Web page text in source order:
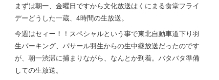
まずは朝一、金曜日ですから文化放送はくにまる食堂フライ
デーどうした一蔵、4時間の生放送。
今週はセィー！！スペシャルという事で東北自動車道下り羽
生パーキング、パサール羽生からの生中継放送だったのです
が、朝一渋滞に捕まりながら、なんとか到着。バタバタ準備
しての生放送。